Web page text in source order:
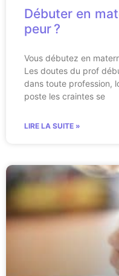
Débuter en
peur ?
Vous débutez en
Les doutes du prof
dans toute profession,
poste les craintes se
LIRE LA SUITE »